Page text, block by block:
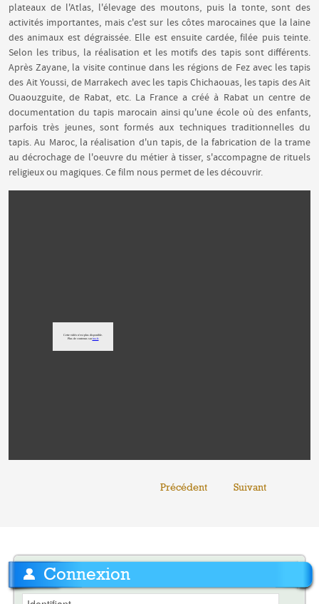
plateaux de l'Atlas, l'élevage des moutons, puis la tonte, sont des
activités importantes, mais c'est sur les côtes marocaines que la laine
des animaux est dégraissée. Elle est ensuite cardée, filée puis teinte.
Selon les tribus, la réalisation et les motifs des tapis sont différents.
Après Zayane, la visite continue dans les régions de Fez avec les tapis
des Ait Youssi, de Marrakech avec les tapis Chichaouas, les tapis des Ait
Ouaouzguite, de Rabat, etc. La France a créé à Rabat un centre de
documentation du tapis marocain ainsi qu'une école où des enfants,
parfois très jeunes, sont formés aux techniques traditionnelles du
tapis. Au Maroc, la réalisation d'un tapis, de la fabrication de la trame
au décrochage de l'oeuvre du métier à tisser, s'accompagne de rituels
religieux ou magiques. Ce film nous permet de les découvrir.
Précédent Suivant
Connexion